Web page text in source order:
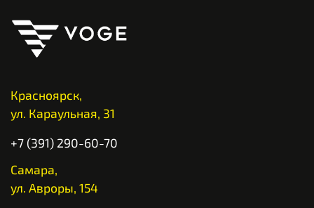
Красноярск,
ул. Караульная, 31
+7 (391) 290-60-70
Самара,
ул. Авроры, 154